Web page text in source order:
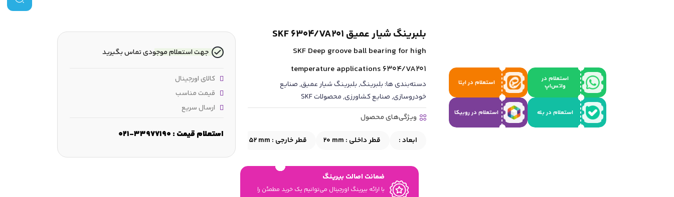
استعلام در
واتس‌اپ
استعلام در ایتا
استعلام در بله استعلام در روبیکا
بلبرینگ شیار عمیق SKF 6304/VA201
SKF Deep groove ball bearing for high
temperature applications 6304/VA201
دسته‌بندی ها: بلبرینگ,بلبرینگ شیار عمیق,صنایع
خودروسازی,صنایع کشاورزی,محصولات SKF
ویژگی‌های محصول
ابعاد : قطر داخلی : 20 mm قطر خارجی : 52 mm
15 mm
ضمانت اصالت بیرینگ
با ارائه بیرینگ اورجینال می‎‌توانیم یک خرید مطمئن را
جهت استعلام موجودی تماس بگیرید
کالای اورجینال
قیمت مناسب
ارسال سریع
استعلام قیمت : 33977190-021